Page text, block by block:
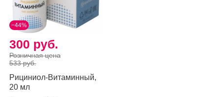
−44%
300 руб.
Розничная цена
533 руб.
Рициниол-Витаминный,
20 мл